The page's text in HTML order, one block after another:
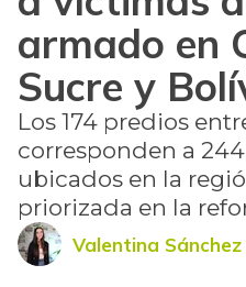
armado en
Sucre y
Los 174 predios
corresponden a
ubicados en la
priorizada en la
Valentina